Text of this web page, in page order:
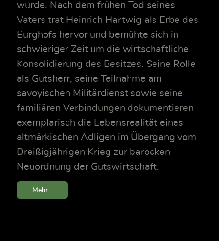
wurde. Nach dem frühen Tod seines
Vaters trat Heinrich Hartwig als Erbe des
Burghofs hervor und bemühte sich in
schwieriger Zeit um die wirtschaftliche
Konsolidierung des Besitzes. Seine Rolle
als Gutsherr, seine Teilnahme am
savoyischen Militärdienst sowie seine
familiären Verbindungen dokumentieren
exemplarisch die Lebensrealität eines
altmärkischen Adligen im Übergang vom
Dreißigjährigen Krieg zur barocken
Neuordnung der Gutswirtschaft.
Mehr...